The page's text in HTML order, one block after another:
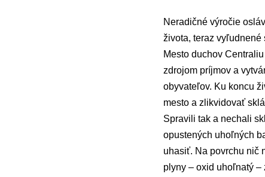
Neradičné výročie
života, teraz vyľudnené
Mesto duchov
zdrojom príjmov a
obyvateľov. Ku koncu
mesto a zlikvidovať
Spravili tak a nechali
opustených uhoľných
uhasiť. Na povrchu nič
plyny – oxid uhoľnatý